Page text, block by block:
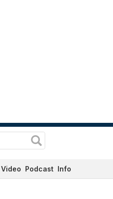
Video Podcast Info